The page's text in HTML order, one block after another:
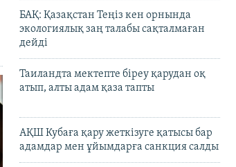
БАҚ: Қазақстан Теңіз кен орнында
экологиялық заң талабы сақталмаған
дейді
Таиландта мектепте біреу қарудан оқ
атып, алты адам қаза тапты
АҚШ Кубаға қару жеткізуге қатысы бар
адамдар мен ұйымдарға санкция салды